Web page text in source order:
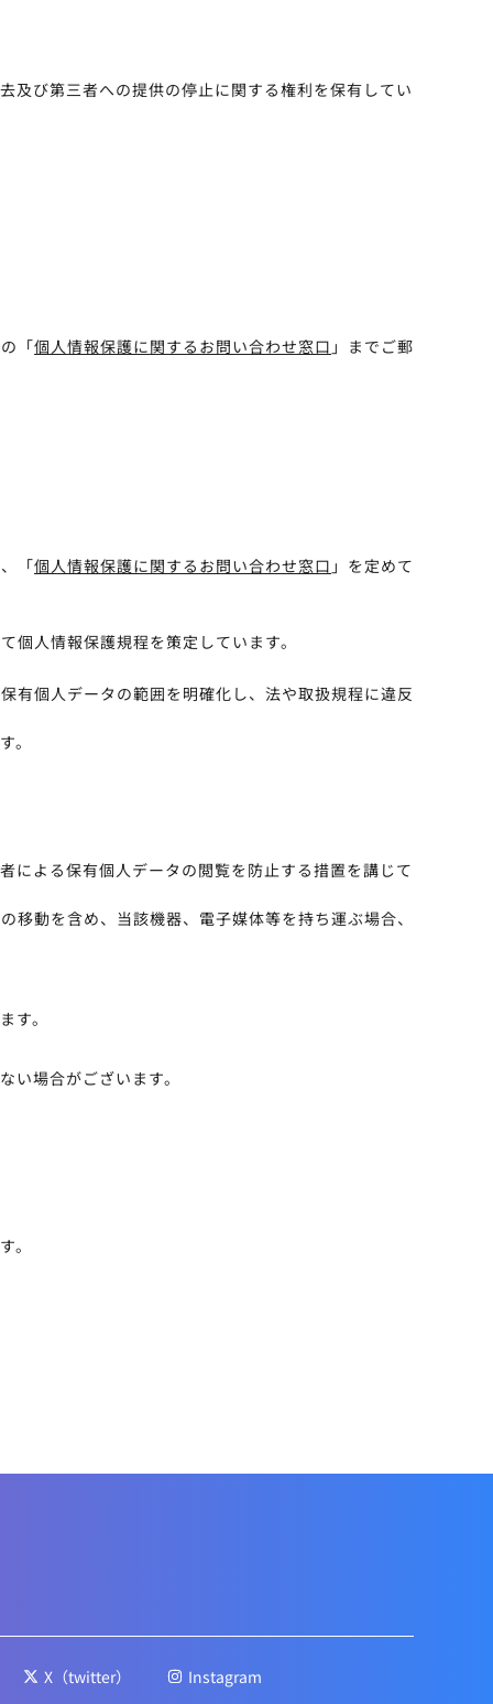
及び第三者への提供の停止に関する権利を保有してい
「個人情報保護に関するお問い合わせ窓口 」までご郵
「個人情報保護に関するお問い合わせ窓口 」を定めて
人情報保護規程を策定しています。
有個人データの範囲を明確化し、法や取扱規程に違反
。
による保有個人データの閲覧を防止する措置を講じて
動を含め、当該機器、電子媒体等を持ち運ぶ場合、
す。
場合がございます。
。
X（twitter） Instagram